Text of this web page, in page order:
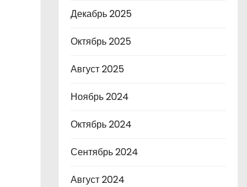
Декабрь 2025
Октябрь 2025
Август 2025
Ноябрь 2024
Октябрь 2024
Сентябрь 2024
Август 2024